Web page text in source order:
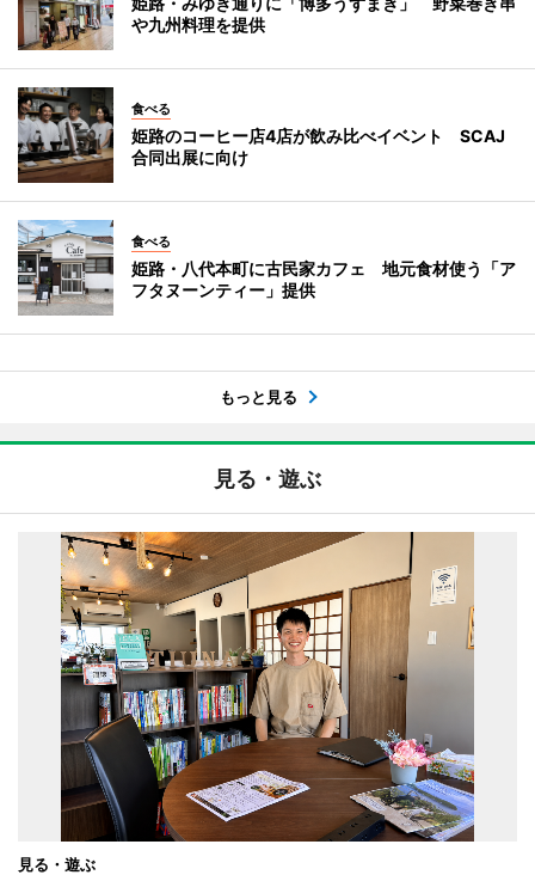
や九州料理を提供
食べる
姫路のコーヒー店4店が飲み比べイベント SCAJ
合同出展に向け
食べる
姫路・八代本町に古民家カフェ 地元食材使う「ア
フタヌーンティー」提供
もっと見る
見る・遊ぶ
見る・遊ぶ